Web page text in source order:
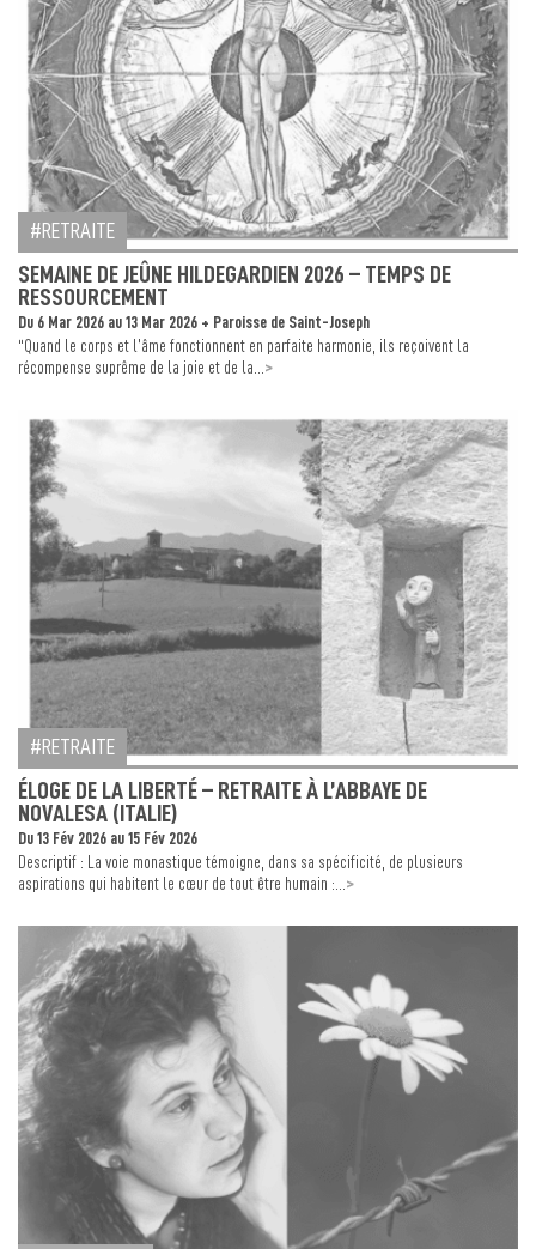
RETRAITE
SEMAINE DE JEÛNE HILDEGARDIEN 2026 – TEMPS DE
RESSOURCEMENT
Du 6 Mar 2026 au 13 Mar 2026 + Paroisse de Saint-Joseph
“Quand le corps et l’âme fonctionnent en parfaite harmonie, ils reçoivent la
récompense suprême de la joie et de la... >
RETRAITE
ÉLOGE DE LA LIBERTÉ – RETRAITE À L’ABBAYE DE
NOVALESA (ITALIE)
Du 13 Fév 2026 au 15 Fév 2026
Descriptif : La voie monastique témoigne, dans sa spécificité, de plusieurs
aspirations qui habitent le cœur de tout être humain :... >